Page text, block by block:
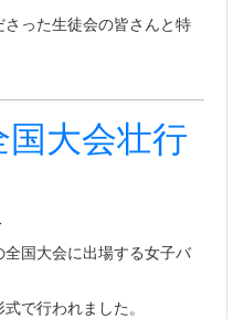
った生徒会の皆さんと特
大会壮行
国大会に出場する女子バ
で行われました。